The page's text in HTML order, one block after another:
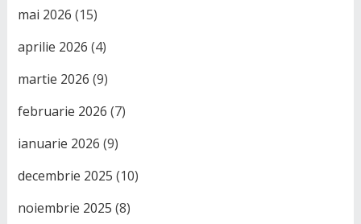
mai 2026 (15)
aprilie 2026 (4)
martie 2026 (9)
februarie 2026 (7)
ianuarie 2026 (9)
decembrie 2025 (10)
noiembrie 2025 (8)